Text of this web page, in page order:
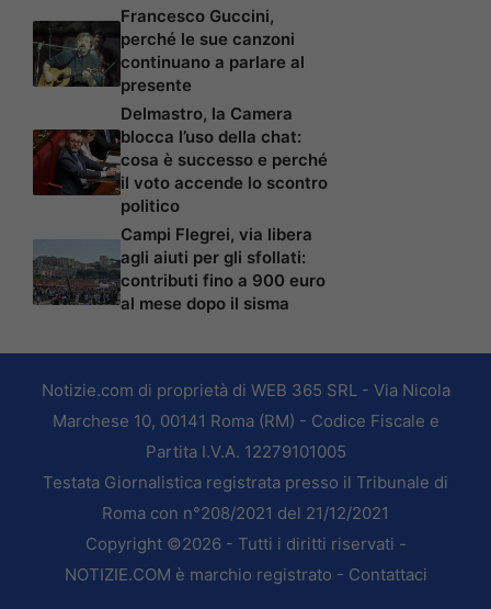
Francesco Guccini,
perché le sue canzoni
continuano a parlare al
presente
Delmastro, la Camera
blocca l’uso della chat:
cosa è successo e perché
il voto accende lo scontro
politico
Campi Flegrei, via libera
agli aiuti per gli sfollati:
contributi fino a 900 euro
al mese dopo il sisma
Notizie.com di proprietà di WEB 365 SRL - Via Nicola
Marchese 10, 00141 Roma (RM) - Codice Fiscale e
Partita I.V.A. 12279101005
Testata Giornalistica registrata presso il Tribunale di
Roma con n°208/2021 del 21/12/2021
Copyright ©2026 - Tutti i diritti riservati -
NOTIZIE.COM è marchio registrato - Contattaci